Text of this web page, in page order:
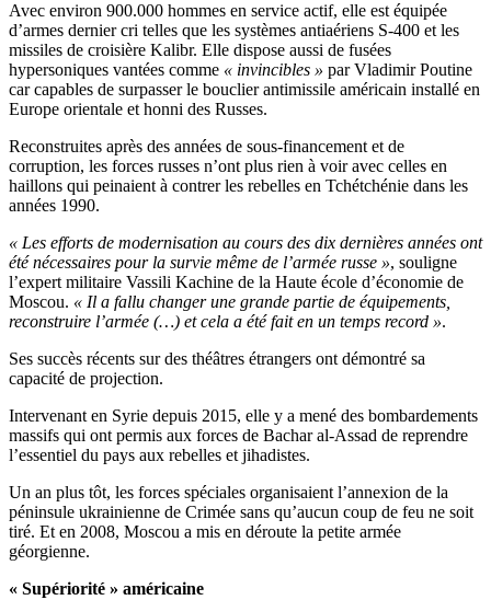
Avec environ 900.000 hommes en service actif, elle est équipée
d’armes dernier cri telles que les systèmes antiaériens S-400 et les
missiles de croisière Kalibr. Elle dispose aussi de fusées
hypersoniques vantées comme « invincibles » par Vladimir Poutine
car capables de surpasser le bouclier antimissile américain installé en
Europe orientale et honni des Russes.
Reconstruites après des années de sous-financement et de
corruption, les forces russes n’ont plus rien à voir avec celles en
haillons qui peinaient à contrer les rebelles en Tchétchénie dans les
années 1990.
« Les efforts de modernisation au cours des dix dernières années ont
été nécessaires pour la survie même de l’armée russe », souligne
l’expert militaire Vassili Kachine de la Haute école d’économie de
Moscou. « Il a fallu changer une grande partie de équipements,
reconstruire l’armée (…) et cela a été fait en un temps record ».
Ses succès récents sur des théâtres étrangers ont démontré sa
capacité de projection.
Intervenant en Syrie depuis 2015, elle y a mené des bombardements
massifs qui ont permis aux forces de Bachar al-Assad de reprendre
l’essentiel du pays aux rebelles et jihadistes.
Un an plus tôt, les forces spéciales organisaient l’annexion de la
péninsule ukrainienne de Crimée sans qu’aucun coup de feu ne soit
tiré. Et en 2008, Moscou a mis en déroute la petite armée
géorgienne.
« Supériorité » américaine